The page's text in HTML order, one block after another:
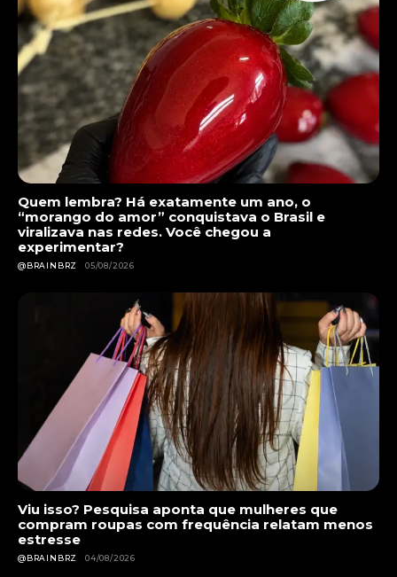
Quem lembra? Há exatamente um ano, o
“morango do amor” conquistava o Brasil e
viralizava nas redes. Você chegou a
experimentar?
@BRAINBRZ 05/08/2026
Viu isso? Pesquisa aponta que mulheres que
compram roupas com frequência relatam menos
estresse
@BRAINBRZ 04/08/2026